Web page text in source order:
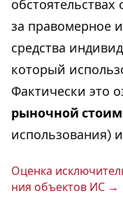
за правомерное
средства
который
Фактически это
рыночной
использования)
Оценка
ния объ­ек­тов ИС